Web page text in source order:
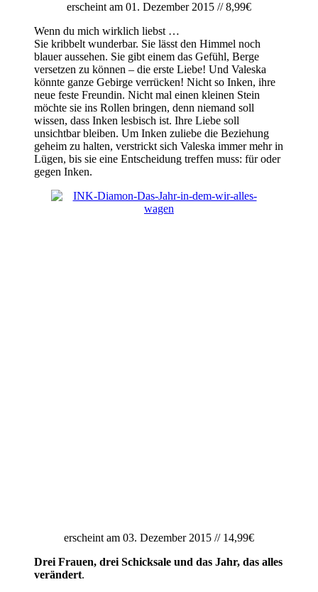
erscheint am 01. Dezember 2015 // 8,99€
Wenn du mich wirklich liebst …
Sie kribbelt wunderbar. Sie lässt den Himmel noch
blauer aussehen. Sie gibt einem das Gefühl, Berge
versetzen zu können – die erste Liebe! Und Valeska
könnte ganze Gebirge verrücken! Nicht so Inken, ihre
neue feste Freundin. Nicht mal einen kleinen Stein
möchte sie ins Rollen bringen, denn niemand soll
wissen, dass Inken lesbisch ist. Ihre Liebe soll
unsichtbar bleiben. Um Inken zuliebe die Beziehung
geheim zu halten, verstrickt sich Valeska immer mehr in
Lügen, bis sie eine Entscheidung treffen muss: für oder
gegen Inken.
erscheint am 03. Dezember 2015 // 14,99€
Drei Frauen, drei Schicksale und das Jahr, das alles
verändert.